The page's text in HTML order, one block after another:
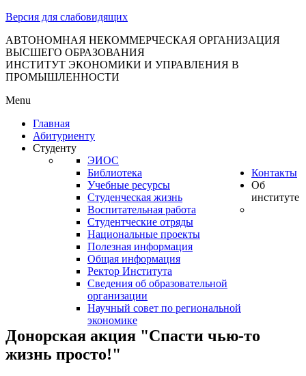
Версия для слабовидящих
АВТОНОМНАЯ НЕКОММЕРЧЕСКАЯ ОРГАНИЗАЦИЯ
ВЫСШЕГО ОБРАЗОВАНИЯ
ИНСТИТУТ ЭКОНОМИКИ И УПРАВЛЕНИЯ В
ПРОМЫШЛЕННОСТИ
Menu
Главная
Абитуриенту
Студенту
ЭИОС
Библиотека
Учебные ресурсы
Студенческая жизнь
Воспитательная работа
Студентческие отряды
Национальные проекты
Полезная информация
Контакты
Об
институте
Общая информация
Ректор Института
Сведения об образовательной
организации
Научный совет по региональной
экономике
Донорская акция "Спасти чью-то
жизнь просто!"